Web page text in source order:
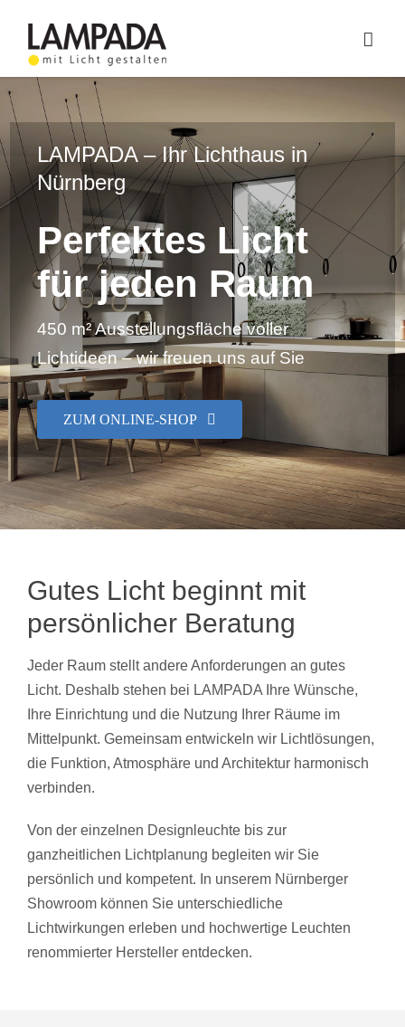
content
Lichtplanung
Referenzen
Service
Ratgeber
Marken
Showroom
Über uns
Kontakt
LAMPADA – Ihr Lichthaus in
Nürnberg
Perfektes Licht
für jeden Raum
450 m² Ausstellungsfläche voller
Lichtideen – wir freuen uns auf Sie
ZUM ONLINE-SHOP
Gutes Licht beginnt mit
persönlicher Beratung
Jeder Raum stellt andere Anforderungen an gutes
Licht. Deshalb stehen bei LAMPADA Ihre Wünsche,
Ihre Einrichtung und die Nutzung Ihrer Räume im
Mittelpunkt. Gemeinsam entwickeln wir Lichtlösungen,
die Funktion, Atmosphäre und Architektur harmonisch
verbinden.
Von der einzelnen Designleuchte bis zur
ganzheitlichen Lichtplanung begleiten wir Sie
persönlich und kompetent. In unserem Nürnberger
Showroom können Sie unterschiedliche
Lichtwirkungen erleben und hochwertige Leuchten
renommierter Hersteller entdecken.